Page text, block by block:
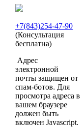
+7(843)254-47-90
(Консультация
бесплатна)
Адрес
электронной
почты защищен от
спам-ботов. Для
просмотра адреса в
вашем браузере
должен быть
включен Javascript.